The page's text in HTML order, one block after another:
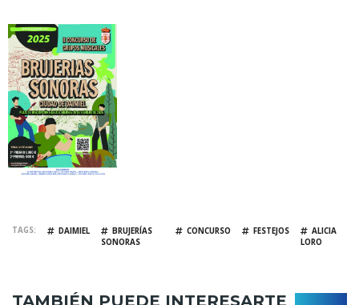
TAGS DAIMIEL
BRUJERÍAS
SONORAS
CONCURSO FESTEJOS
ALICIA
LORO
TAMBIÉN PUEDE INTERESARTE